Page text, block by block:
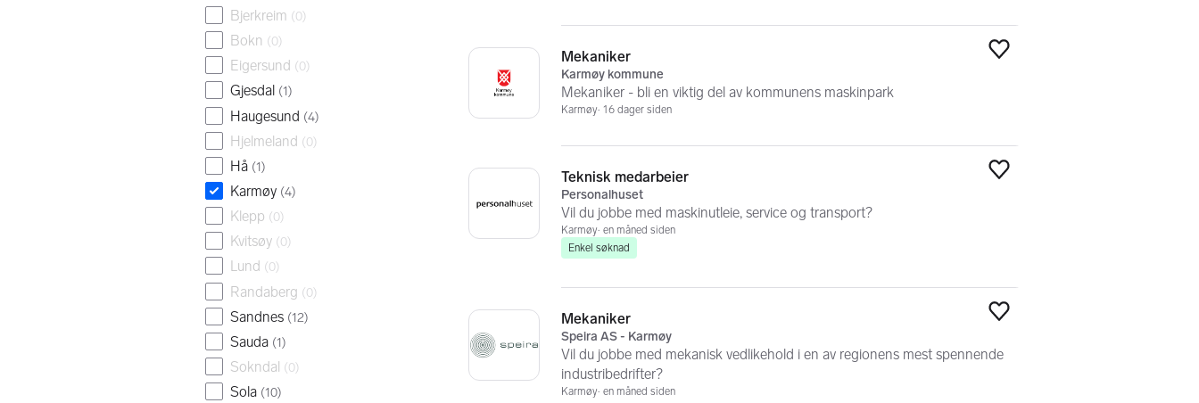
Bjerkreim (0)
Bokn (0)
Eigersund (0)
Gjesdal (1)
Haugesund (4)
Hjelmeland (0)
Hå (1)
Karmøy (4)
Klepp (0)
Kvitsøy (0)
Lund (0)
Randaberg (0)
Sandnes (12)
Sauda (1)
Sokndal (0)
Sola (10)
Mekaniker
Karmøy kommune
Mekaniker - bli en viktig del av kommunens maskinpark
Karmøy 16 dager siden
Teknisk medarbeier
Personalhuset
Vil du jobbe med maskinutleie, service og transport?
Karmøy en måned siden
Enkel søknad
Mekaniker
Speira AS - Karmøy
Vil du jobbe med mekanisk vedlikehold i en av regionens mest spennende
industribedrifter?
Karmøy en måned siden